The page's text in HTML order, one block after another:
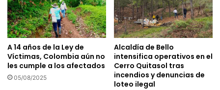
A 14 años de la Ley de
Víctimas, Colombia aún no
les cumple a los afectados
05/08/2025
Alcaldía de Bello
intensifica operativos en el
Cerro Quitasol tras
incendios y denuncias de
loteo ilegal